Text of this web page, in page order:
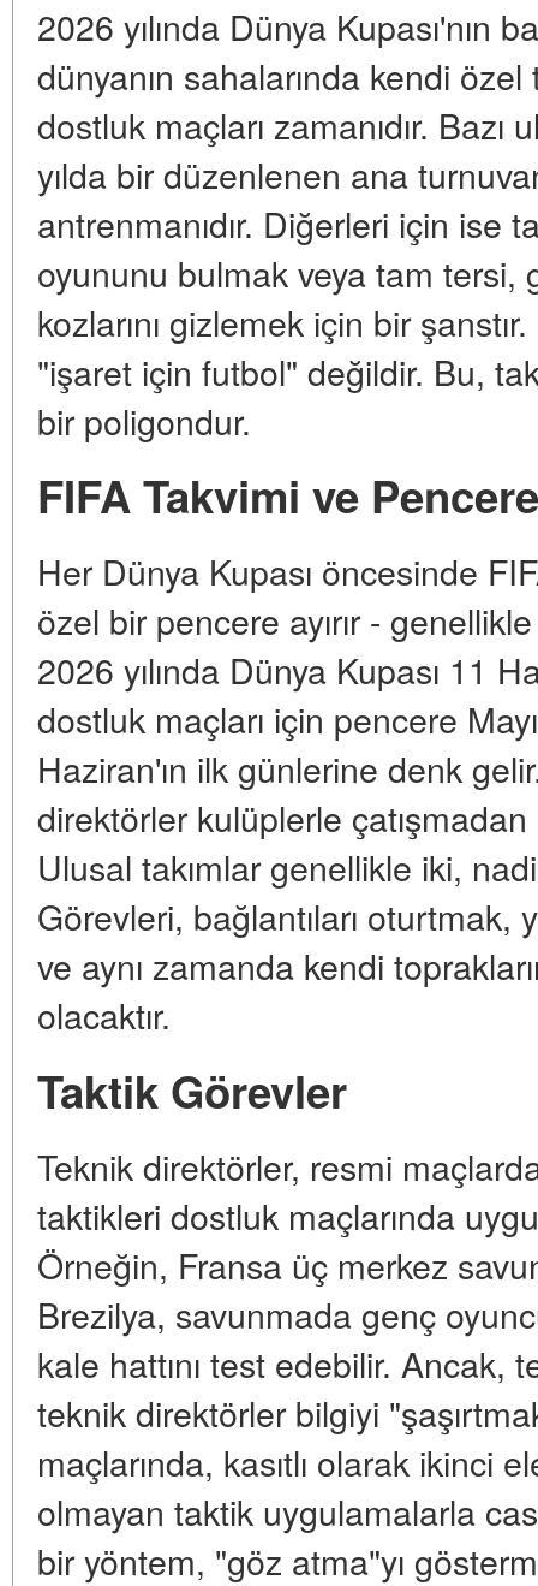
2026 yılında Dünya Kupası'nın
dünyanın sahalarında kendi
dostluk maçları zamanıdır.
yılda bir düzenlenen ana
antrenmanıdır. Diğerleri için ise
oyununu bulmak veya tam tersi,
kozlarını gizlemek için bir
"işaret için futbol" değildir. Bu,
bir poligondur.
FIFA Takvimi ve
Her Dünya Kupası öncesinde
özel bir pencere ayırır -
2026 yılında Dünya Kupası 11
dostluk maçları için pencere
Haziran'ın ilk günlerine denk
direktörler kulüplerle çatışmadan
Ulusal takımlar genellikle iki,
Görevleri, bağlantıları oturtmak,
ve aynı zamanda kendi
olacaktır.
Taktik Görevler
Teknik direktörler, resmi
taktikleri dostluk maçlarında
Örneğin, Fransa üç merkez
Brezilya, savunmada genç
kale hattını test edebilir. Ancak,
teknik direktörler bilgiyi
maçlarında, kasıtlı olarak ikinci
olmayan taktik uygulamalarla
bir yöntem, "göz atma"yı